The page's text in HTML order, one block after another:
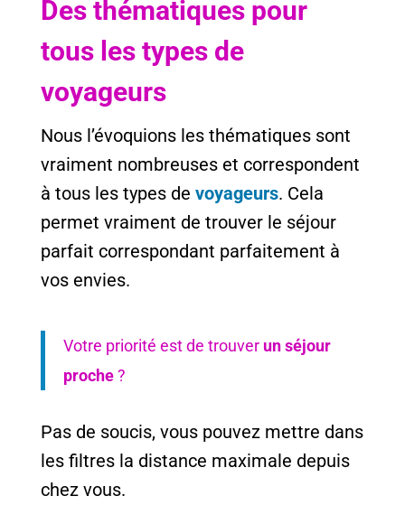
Des thématiques pour
tous les types de
voyageurs
Nous l’évoquions les thématiques sont
vraiment nombreuses et correspondent
à tous les types de voyageurs. Cela
permet vraiment de trouver le séjour
parfait correspondant parfaitement à
vos envies.
Votre priorité est de trouver un séjour
proche?
Pas de soucis, vous pouvez mettre dans
les filtres la distance maximale depuis
chez vous.